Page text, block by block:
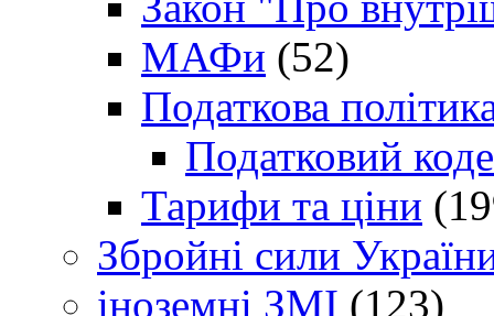
МАФи (52)
Податкова
Податковий
Тарифи та ціни
Збройні сили
іноземні ЗМІ (123)